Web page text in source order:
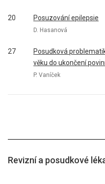
20 Posuzování epilepsie
D. Hasanová
27
Posudková
věku do ukončení
P. Vaníček
Revizní a posudkové